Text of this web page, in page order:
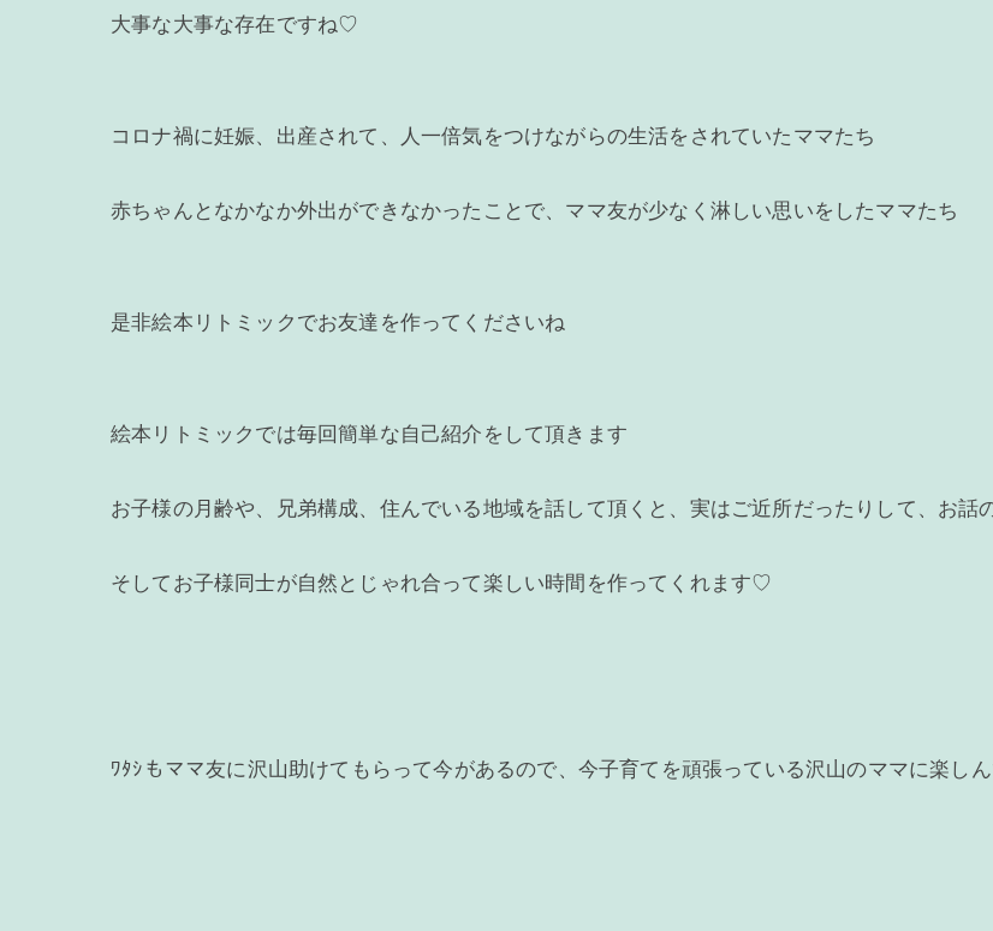
大事な大事な存在ですね♡
コロナ禍に妊娠、出産されて、人一倍気をつけながらの生活をされていたママたち
赤ちゃんとなかなか外出ができなかったことで、ママ友が少なく淋しい思いをしたママたち
是非絵本リトミックでお友達を作ってくださいね
絵本リトミックでは毎回簡単な自己紹介をして頂きます
お子様の月齢や、兄弟構成、住んでいる地域を話して頂くと、実はご近所だったりして、お話
そしてお子様同士が自然とじゃれ合って楽しい時間を作ってくれます♡
ﾜﾀｼもママ友に沢山助けてもらって今があるので、今子育てを頑張っている沢山のママに楽し